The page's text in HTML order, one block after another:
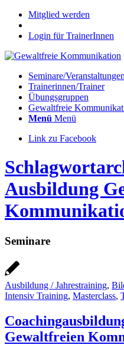
Mitglied werden
Login für TrainerInnen
Seminare/Veranstaltungen
Trainerinnen/Trainer
Übungsgruppen
Gewaltfreie
Menü Menü
Link zu Facebook
Ausbildung
Seminare
Ausbildung / Jahrestraining,
Intensiv Training, Masterclass,
Gewaltfreien